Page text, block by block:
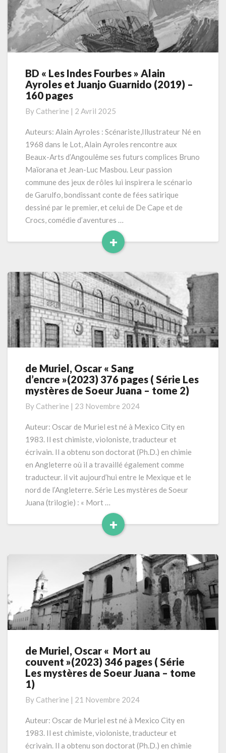
BD
« Les
Indes
Alain
Ayroles
Juanjo
Guarnido
(2019)
–
160
pages
BD « Les Indes Fourbes » Alain
Ayroles et Juanjo Guarnido (2019) –
160 pages
By Catherine | 2 Avril 2025
Auteurs: Alain Ayroles : Scénariste,Illustrateur Né en
1968 dans le Lot, Alain Ayroles rencontre aux
Beaux-Arts d’Angoulême ses futurs complices Bruno
Maïorana et Jean-Luc Masbou. Leur passion
commune des jeux de rôles lui inspirera le scénario
de Garulfo, bondissant conte de fées satirique
dessiné par le premier, et celui de De Cape et de
Crocs, comédie d’aventures …
+
Read
de
Muriel,
Oscar
d’encre »(2023)
376
(
Série
Les
mystères
de
Soeur
–
de Muriel, Oscar « Sang
d’encre »(2023) 376 pages ( Série Les
mystères de Soeur Juana – tome 2)
By Catherine | 23 Novembre 2024
Auteur: Oscar de Muriel est né à Mexico City en
1983. Il est chimiste, violoniste, traducteur et
écrivain. Il a obtenu son doctorat (Ph.D.) en chimie
en Angleterre où il a travaillé également comme
traducteur. il vit aujourd’hui entre le Mexique et le
nord de l’Angleterre. Série Les mystères de Soeur
Juana (trilogie) : « Mort …
+
Read
de
Muriel,
Oscar
«
au
couvent »(2023)
pages
(
de Muriel, Oscar « Mort au
couvent »(2023) 346 pages ( Série
Les mystères de Soeur Juana – tome
1)
By Catherine | 21 Novembre 2024
Auteur: Oscar de Muriel est né à Mexico City en
1983. Il est chimiste, violoniste, traducteur et
écrivain. Il a obtenu son doctorat (Ph.D.) en chimie